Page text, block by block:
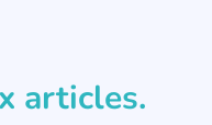
articles.